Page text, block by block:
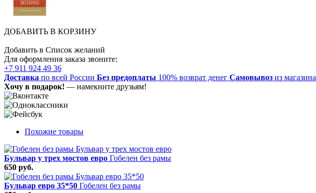
ДОБАВИТЬ В КОРЗИНУ
Добавить в Список желаний
Для оформления заказа звоните:
+7 911 924 49 36
Доставка по всей России Без предоплаты 100% возврат денег Самовывоз из магазина
Хочу в подарок! — намекните друзьям!
Похожие товары
Бульвар у трех мостов евро Гобелен без рамы
650 руб.
Бульвар евро 35*50 Гобелен без рамы